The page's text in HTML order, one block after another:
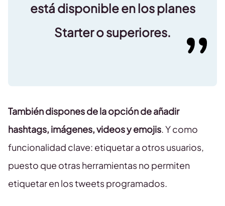
está disponible en los planes
Starter o superiores.
También dispones de la opción de añadir
hashtags, imágenes, videos y emojis. Y como
funcionalidad clave: etiquetar a otros usuarios,
puesto que otras herramientas no permiten
etiquetar en los tweets programados.